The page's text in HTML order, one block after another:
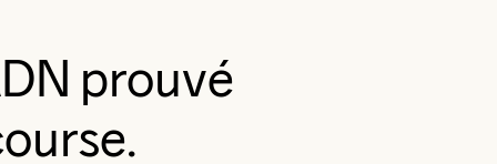
prouvé